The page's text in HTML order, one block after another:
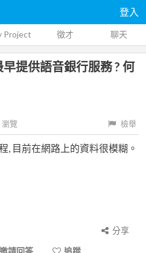
登入
Project 徵才 聊天
提供語音銀行服務 ? 何
瀏覽 檢舉
, 目前在網路上的資料很模糊。
分享
邀請回答
追蹤